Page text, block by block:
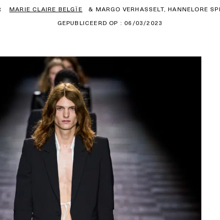
MARIE CLAIRE BELGÏE
& MARGO VERHASSELT, HANNELORE
GEPUBLICEERD OP : 06/03/2023